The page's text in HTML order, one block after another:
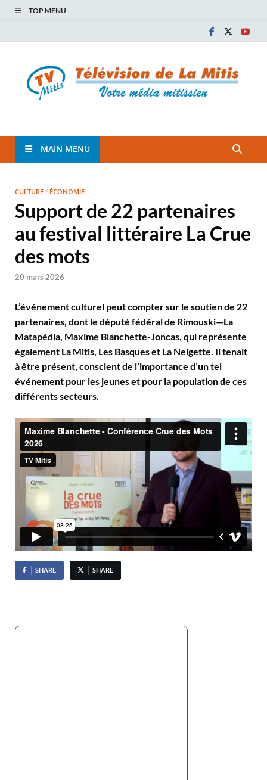
TOP MENU
TVM
MAIN MENU
CULTURE / ÉCONOMIE
Support de 22 partenaires
au festival littéraire La Crue
des mots
20 mars 2026
L’événement culturel peut compter sur le soutien de 22
partenaires, dont le député fédéral de Rimouski—La
Matapédia, Maxime Blanchette-Joncas, qui représente
également La Mitis, Les Basques et La Neigette. Il tenait
à être présent, conscient de l’importance d’un tel
événement pour les jeunes et pour la population de ces
différents secteurs.
SHARE SHARE